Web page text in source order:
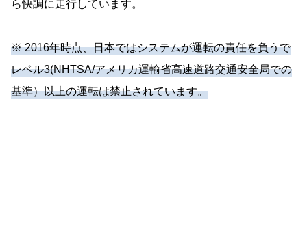
ら快調に走行しています。
※ 2016年時点、日本ではシステムが運転の責任を負うで
レベル3(NHTSA/アメリカ運輸省高速道路交通安全局での
基準）以上の運転は禁止されています。